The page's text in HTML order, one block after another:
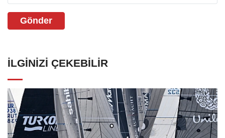
Gönder
İLGINIZI ÇEKEBILIR